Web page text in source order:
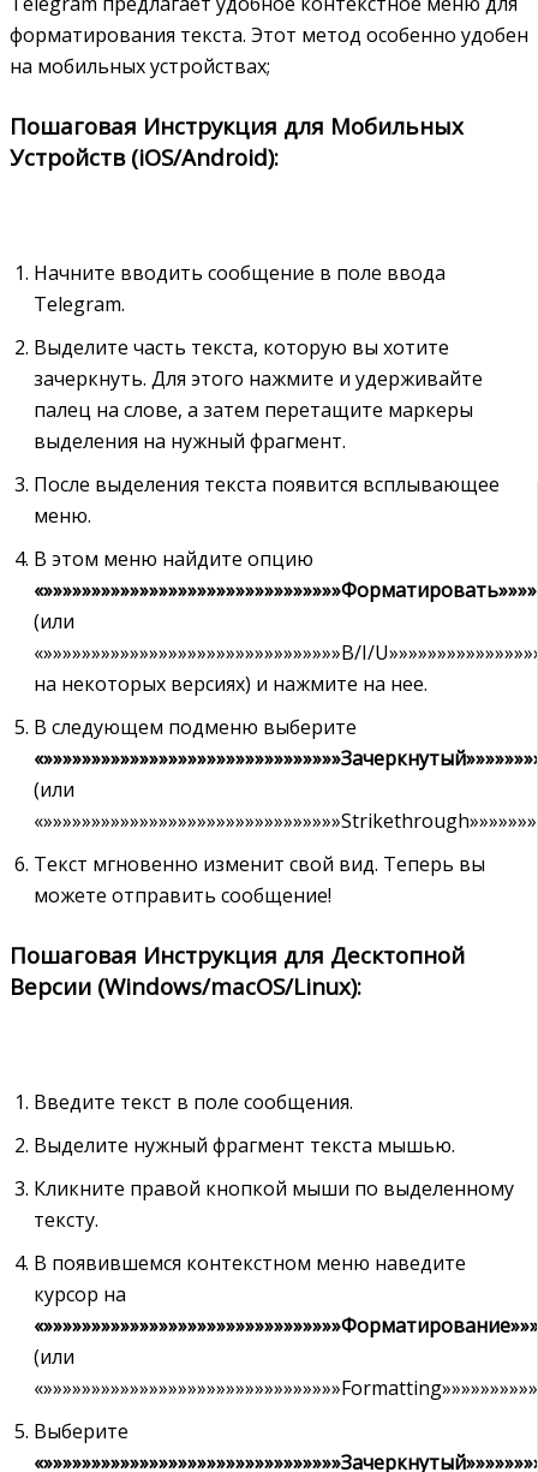
форматирования текста. Этот метод особенно удобен
на мобильных устройствах;
Пошаговая Инструкция для Мобильных
Устройств (iOS/Android):
Начните вводить сообщение в поле ввода
Telegram.
Выделите часть текста, которую вы хотите
зачеркнуть. Для этого нажмите и удерживайте
палец на слове, а затем перетащите маркеры
выделения на нужный фрагмент.
После выделения текста появится всплывающее
меню.
В этом меню найдите опцию
(или
«»»»»»»»»»»»»»»»»»»»»»»»»»»»»»»»B/I/
на некоторых версиях) и нажмите на нее.
В следующем подменю выберите
(или
Текст мгновенно изменит свой вид. Теперь вы
можете отправить сообщение!
Пошаговая Инструкция для Десктопной
Версии (Windows/macOS/Linux):
Введите текст в поле сообщения.
Выделите нужный фрагмент текста мышью.
Кликните правой кнопкой мыши по выделенному
тексту.
В появившемся контекстном меню наведите
курсор на
(или
Выберите